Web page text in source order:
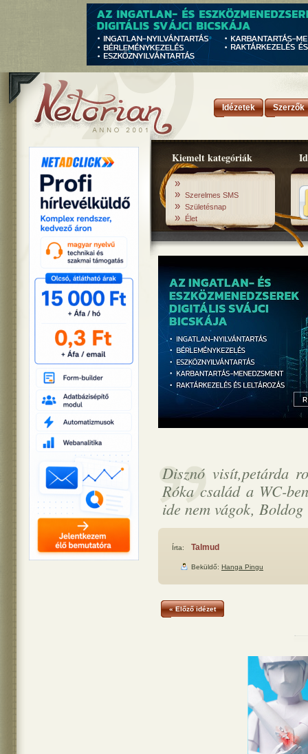
Idézetek Szerzők
Kiemelt kategóriák
»
» Szerelmes SMS
» Születésnap
» Élet
Disznó visít,petárda
Róka család a WC-
ide nem vágok,
Írta: Talmud
Beküldő: Hanga Pingu
« Előző idézet